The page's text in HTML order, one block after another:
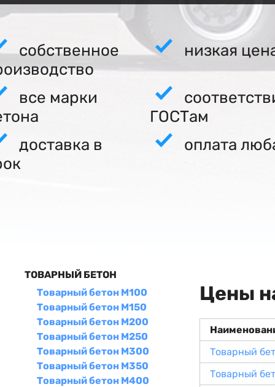
собственное
низкая
все марки
ГОСТам
доставка в
оплата
ТОВАРНЫЙ БЕТОН
Товарный бетон М100
Товарный бетон М150
Товарный бетон М200
Товарный бетон М250
Товарный бетон М300
Товарный бетон М350
Товарный бетон М400
Цены
Товарный
Товарный